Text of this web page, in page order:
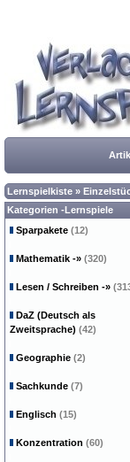
Lernspielkiste »
Kategorien -Lernspiele
Sparpakete (12)
Mathematik -» (320)
Lesen / Schreiben -»
DaZ (Deutsch als
Zweitsprache) (42)
Geographie (2)
Sachkunde (7)
Englisch (15)
Konzentration (60)